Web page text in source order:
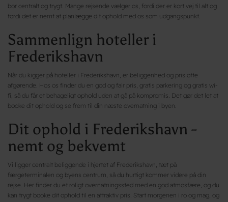
bor centralt og trygt. Mange rejsende vælger os, fordi der er kort vej til alt og
fordi det er nemt at planlægge dit ophold med os som udgangspunkt.
Sammenlign hoteller i
Frederikshavn
Når du kigger på hoteller i Frederikshavn, er beliggenhed og pris ofte
afgørende. Hos os finder du en god og fair pris, gratis parkering og gratis wi-
fi, så du får et behageligt ophold uden at gå på kompromis. Det gør det let at
booke dit ophold og se frem til din næste overnatning i byen.
Dit ophold i Frederikshavn -
nemt og bekvemt
Vi ligger centralt beliggende i hjertet af Frederikshavn, tæt på
færgeterminalen og byens centrum, så du hurtigt kommer videre på din
rejse. Her finder du et roligt overnatningssted med en god atmosfære, og du
kan trygt booke dit ophold til en attraktiv pris. Start morgenen i ro og mag, og